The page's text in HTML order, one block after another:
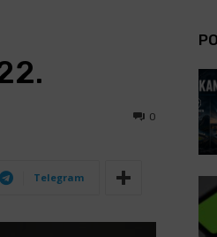
0
Telegram